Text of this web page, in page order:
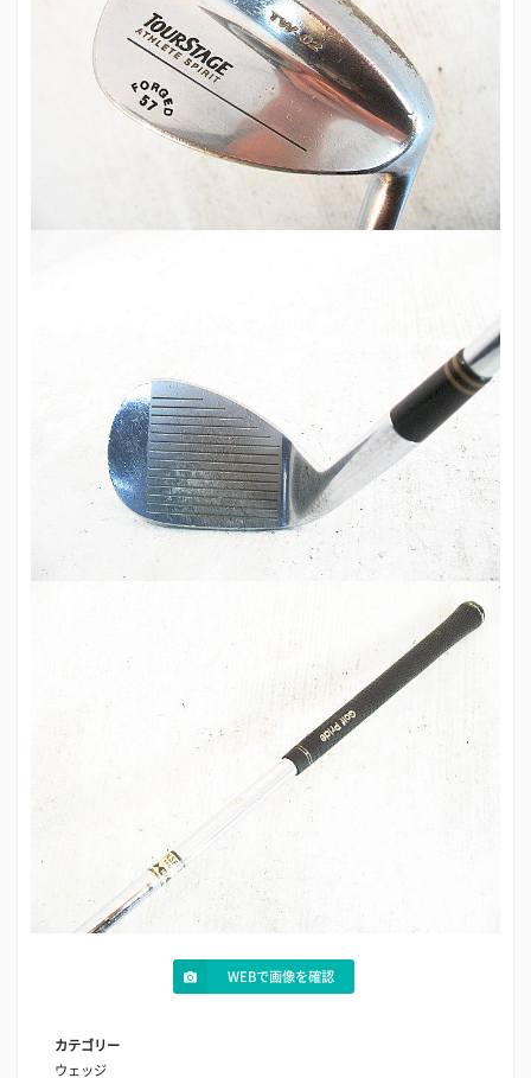
WEBで画像を確認
カテゴリー
ウェッジ